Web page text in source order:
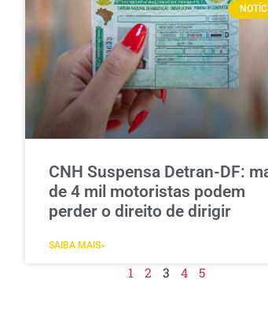
CNH Suspensa Detran-DF:
de 4 mil motoristas podem
perder o direito de dirigir
SAIBA MAIS»
1 2 3 4 5